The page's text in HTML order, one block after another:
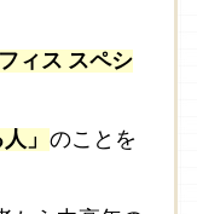
ィス スペシ
」 のことを